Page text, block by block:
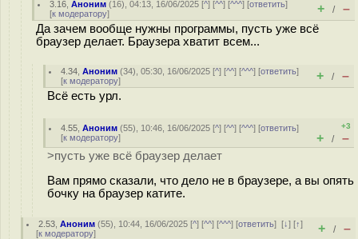
3.16 ,Аноним (16), 04:13, 16/06/2025 [^] [^^] [^^^] [ответить]
[к модератору] + / –
Да зачем вообще нужны программы, пусть уже всё
браузер делает. Браузера хватит всем...
4.34 ,Аноним (34), 05:30, 16/06/2025 [^] [^^] [^^^] [ответить]
[к модератору] + / –
Всё есть урл.
4.55 ,Аноним (55), 10:46, 16/06/2025 [^] [^^] [^^^] [ответить]
[к модератору]
+3
+ / –
>пусть уже всё браузер делает
Вам прямо сказали, что дело не в браузере, а вы опять
бочку на браузер катите.
2.53 ,Аноним (55), 10:44, 16/06/2025 [^] [^^] [^^^] [ответить][↓] [↑]
[к модератору] + / –